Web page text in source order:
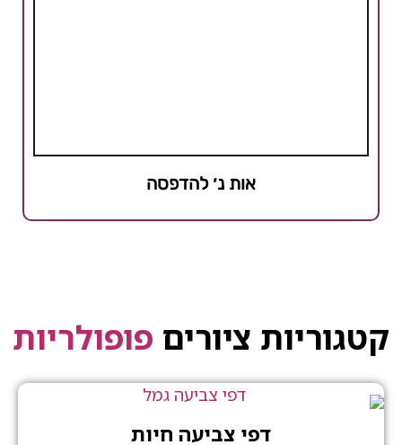
אות נ׳ להדפסה
קטגוריות ציורים פופולריות
דפי צביעה חיות